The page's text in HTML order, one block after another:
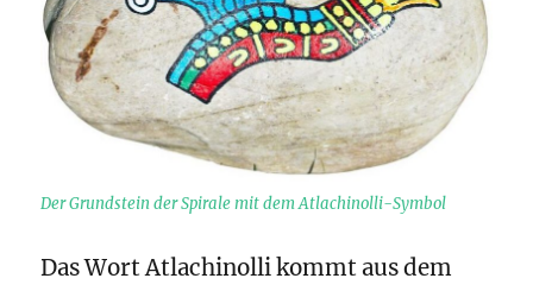
Der Grundstein der Spirale mit dem Atlachinolli-Symbol
Das Wort Atlachinolli kommt aus dem